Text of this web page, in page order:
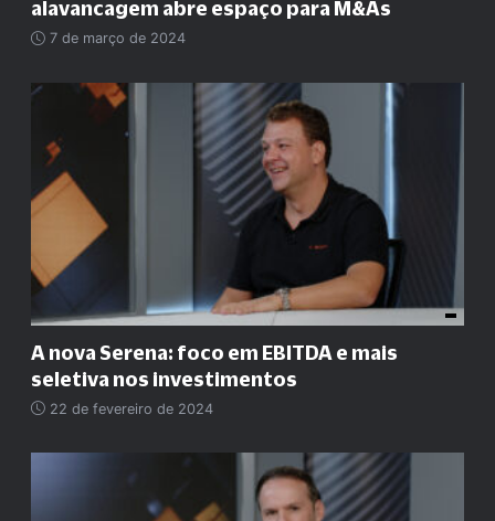
alavancagem abre espaço para M&As
7 de março de 2024
A nova Serena: foco em EBITDA e mais
seletiva nos investimentos
22 de fevereiro de 2024